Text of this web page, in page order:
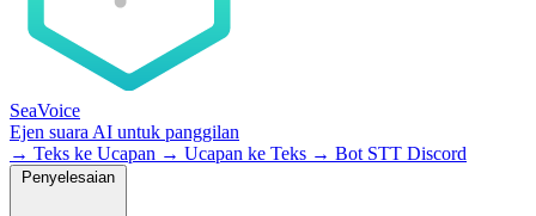
SeaVoice
Ejen suara AI untuk panggilan
→ Teks ke Ucapan → Ucapan ke Teks → Bot STT Discord